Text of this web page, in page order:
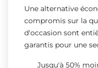
Une alternative
compromis sur la
d'occasion sont
garantis pour une
Jusqu'à 50%